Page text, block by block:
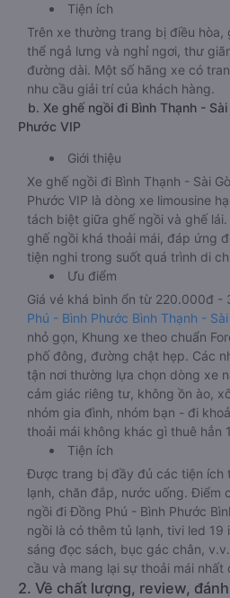
Tiện ích
Trên xe thường trang bị điều
thể ngả lưng và nghỉ ngơi, thư
đường dài. Một số hãng xe có
nhu cầu giải trí của khách hàng.
b. Xe ghế ngồi đi Bình Thạnh -
Phước VIP
Giới thiệu
Xe ghế ngồi đi Bình Thạnh - Sài
Phước VIP là dòng xe limousine
tách biệt giữa ghế ngồi và ghế
ghế ngồi khá thoải mái, đáp ứng
tiện nghi trong suốt quá trình di
Ưu điểm
Giá vé khá bình ổn từ 220.000đ -
Phú - Bình Phước Bình Thạnh - Sài
nhỏ gọn, Khung xe theo chuẩn
phố đông, đường chật hẹp. Các
tận nơi thường lựa chọn dòng xe
cảm giác riêng tư, không ồn ào,
nhóm gia đình, nhóm bạn - đi
thoải mái không khác gì thuê hẳn
Tiện ích
Được trang bị đầy đủ các tiện ích
lạnh, chăn đắp, nước uống. Điểm
ngồi đi Đồng Phú - Bình Phước
ngồi là có thêm tủ lạnh, tivi led 19
sáng đọc sách, bục gác chân,
cầu và mang lại sự thoải mái nhất
2. Về chất lượng, review,